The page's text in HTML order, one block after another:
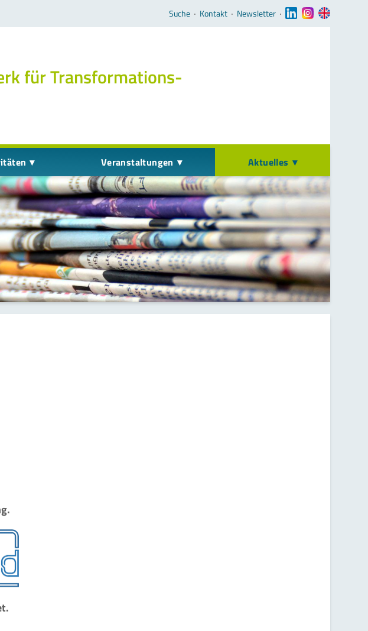
Navigation überspringen
Suche ‧ Kontakt ‧ Newsletter ‧
für Transformations­
Veranstaltungen Aktuelles